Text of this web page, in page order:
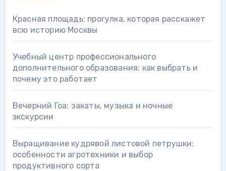
Красная площадь: прогулка, которая расскажет
всю историю Москвы
Учебный центр профессионального
дополнительного образования: как выбрать и
почему это работает
Вечерний Гоа: закаты, музыка и ночные
экскурсии
Выращивание кудрявой листовой петрушки:
особенности агротехники и выбор
продуктивного сорта